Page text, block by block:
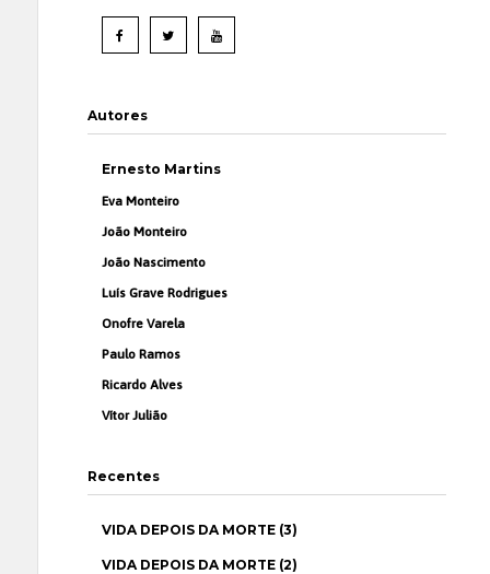
Autores
Ernesto Martins
Eva Monteiro
João Monteiro
João Nascimento
Luís Grave Rodrigues
Onofre Varela
Paulo Ramos
Ricardo Alves
Vítor Julião
Recentes
VIDA DEPOIS DA MORTE (3)
VIDA DEPOIS DA MORTE (2)